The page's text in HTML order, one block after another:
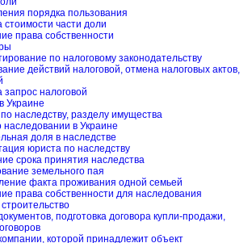
порядка пользования
стоимости части доли
права собственности
по налоговому законодательству
действий налоговой, отмена налоговых актов,
запрос налоговой
Украине
наследству, разделу имущества
в Украине
доля в наследстве
юриста по наследству
срока принятия наследства
земельного пая
факта проживания одной семьей
права собственности для наследования
подготовка договора купли-продажи,
которой принадлежит объект